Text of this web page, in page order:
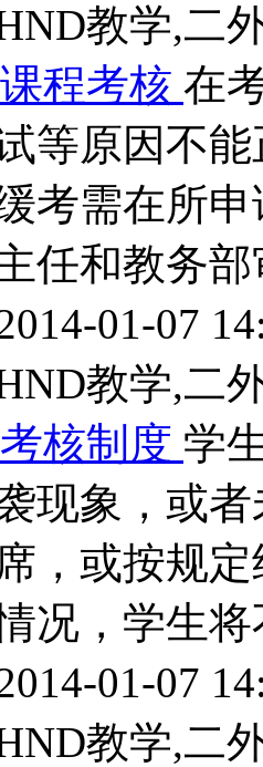
教学,二
程考核 在
等原因不
考需在所
任和教务
01-07
教学,二
核制度 学
现象，或
，或按规定
况，学生
01-07
教学,二